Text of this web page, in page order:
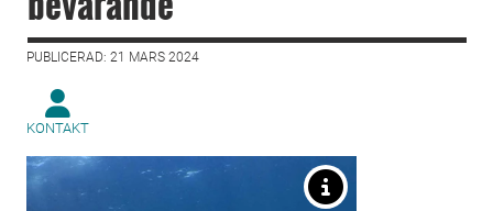
PUBLICERAD: 21 MARS 2024
KONTAKT